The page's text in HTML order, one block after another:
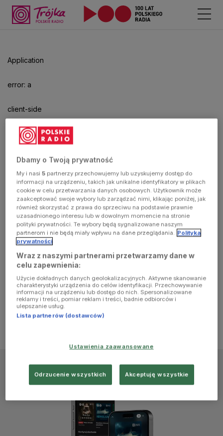
Application
error: a
client-side
exception
has
occurred
(see the
browser
console for
more
information)
Dbamy o Twoją prywatność
My i nasi5 partnerzy przechowujemy lub uzyskujemy dostęp do
informacji na urządzeniu, takich jak unikalne identyfikatory w plikach
cookie w celu przetwarzania danych osobowych. Użytkownik może
zaakceptować swoje wybory lub zarządzać nimi, klikając poniżej, jak
również skorzystać z prawa do sprzeciwu na podstawie prawnie
uzasadnionego interesu lub w dowolnym momencie na stronie
polityki prywatności. Te wybory będą sygnalizowane naszym
partnerom i nie będą miały wpływu na dane przeglądania. Polityka
prywatności
Wraz z naszymi partnerami przetwarzamy dane w
celu zapewnienia:
Użycie dokładnych danych geolokalizacyjnych. Aktywne skanowanie
charakterystyki urządzenia do celów identyfikacji. Przechowywanie
informacji na urządzeniu lub dostęp do nich. Spersonalizowane
reklamy i treści, pomiar reklam i treści, badnie odbiorców i
ulepszanie usług.
Lista partnerów (dostawców)
Ustawienia zaawansowane
Odrzucenie wszystkich Akceptuję wszystkie